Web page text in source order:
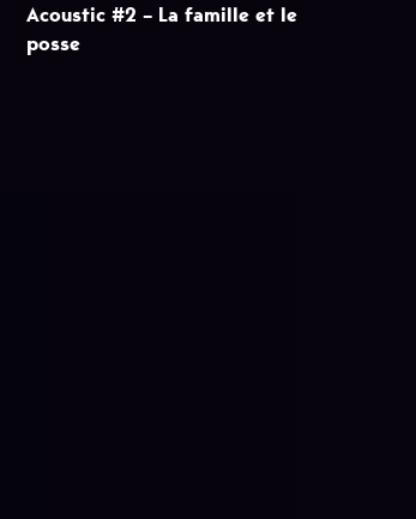
Acoustic #2 – La famille et le
posse